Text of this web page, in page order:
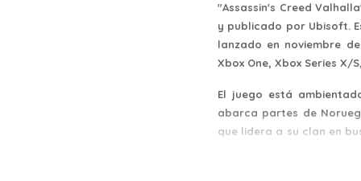
"Assassin's Creed
y publicado por Ubisoft.
lanzado en noviembre
Xbox One, Xbox Series X/
El juego está
abarca partes de
que lidera a su clan en